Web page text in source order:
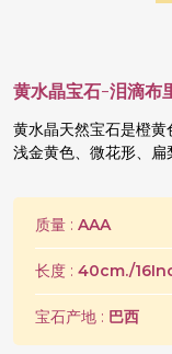
黄水晶宝石-泪滴布
黄水晶天然宝石是橙
浅金黄色、微花形、扁
质量 : AAA
长度 : 40cm./
宝石产地 : 巴西